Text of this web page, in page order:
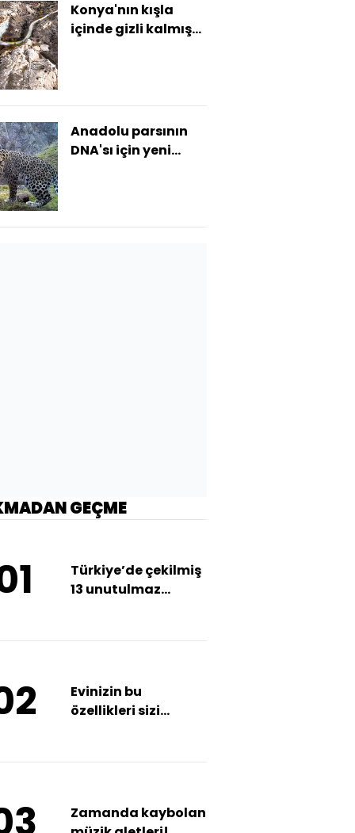
Konya'nın kışla
içinde gizli kalmış
Anadolu parsının
DNA'sı için yeni
GEÇME
Türkiye’de çekilmiş
13 unutulmaz
Evinizin bu
özellikleri sizi
Zamanda kaybolan